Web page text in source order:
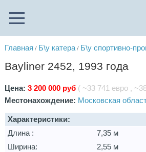
Главная / Б\у катера/ Б\у спортивно-
Bayliner 2452, 1993 года
Цена:3 200 000 руб ( ~33 741 евро ,
Местонахождение: Московская
Характеристики:
Длина :
7,35 м
Ширина:
2,55 м